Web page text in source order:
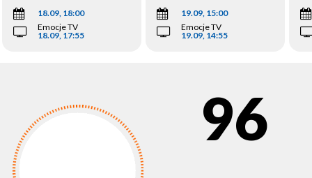
18.09, 18:00
Emocje TV
18.09, 17:55
19.09, 15:00
Emocje TV
19.09, 14:55
96